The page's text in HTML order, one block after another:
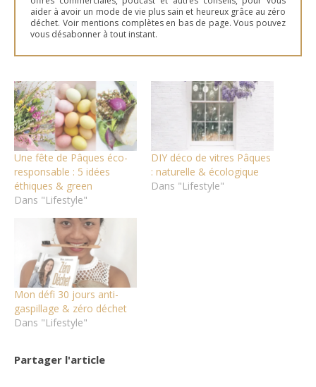
aider à avoir un mode de vie plus sain et heureux grâce au zéro
déchet. Voir mentions complètes en bas de page. Vous pouvez
vous désabonner à tout instant.
Une fête de Pâques éco-
responsable : 5 idées
éthiques & green
Dans "Lifestyle"
DIY déco de vitres Pâques
: naturelle & écologique
Dans "Lifestyle"
Mon défi 30 jours anti-
gaspillage & zéro déchet
Dans "Lifestyle"
Partager l'article